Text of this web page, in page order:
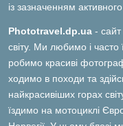
із зазначенням
Phototravel.dp.ua -
світу. Ми любимо і часто
робимо красиві
ходимо в походи та
найкрасивіших горах
їздимо на мотоциклі